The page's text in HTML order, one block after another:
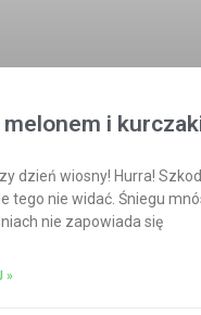
melonem i
dzień wiosny! Hurra!
tego nie widać. Śniegu
nie zapowiada się
»